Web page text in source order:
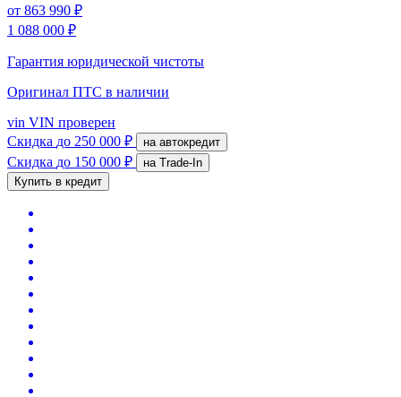
от 863 990 ₽
1 088 000 ₽
Гарантия юридической чистоты
Оригинал ПТС в наличии
vin VIN проверен
Скидка до 250 000 ₽ на автокредит
Скидка до 150 000 ₽
на Trade-In
Купить в кредит